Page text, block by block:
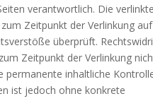
verantwortlich. Die
Zeitpunkt der Verlinkung auf
überprüft.
Zeitpunkt der Verlinkung
permanente inhaltliche
ist jedoch ohne konkrete